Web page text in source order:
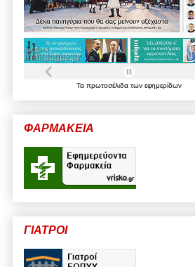
Τα πρωτοσέλιδα των εφημερίδων
ΦΑΡΜΑΚΕΙΑ
ΓΙΑΤΡΟΙ